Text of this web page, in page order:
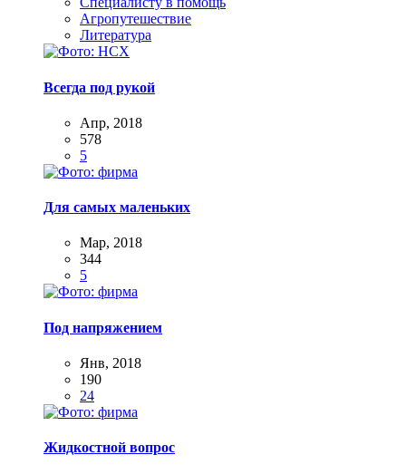
Агропутешествие
Литература
Всегда под рукой
Апр, 2018
578
5
Для самых маленьких
Мар, 2018
344
5
Под напряжением
Янв, 2018
190
24
Жидкостной вопрос